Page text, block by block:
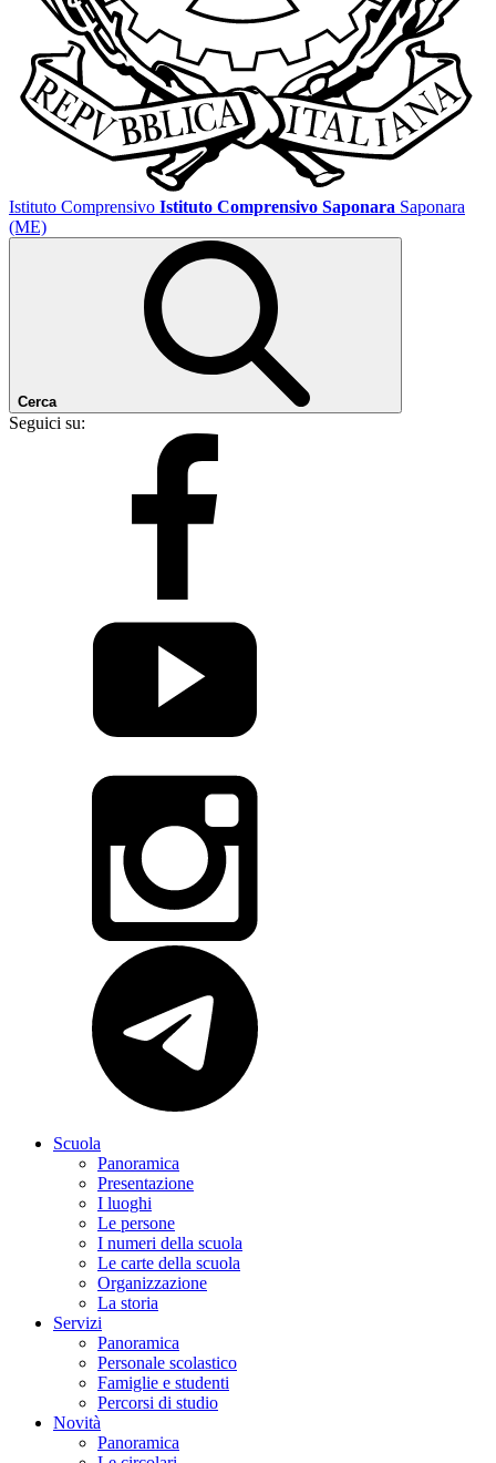
Istituto Comprensivo Istituto Comprensivo Saponara Saponara
(ME)
Cerca
Seguici su:
Scuola
Panoramica
Presentazione
I luoghi
Le persone
I numeri della scuola
Le carte della scuola
Organizzazione
La storia
Servizi
Panoramica
Personale scolastico
Famiglie e studenti
Percorsi di studio
Novità
Panoramica